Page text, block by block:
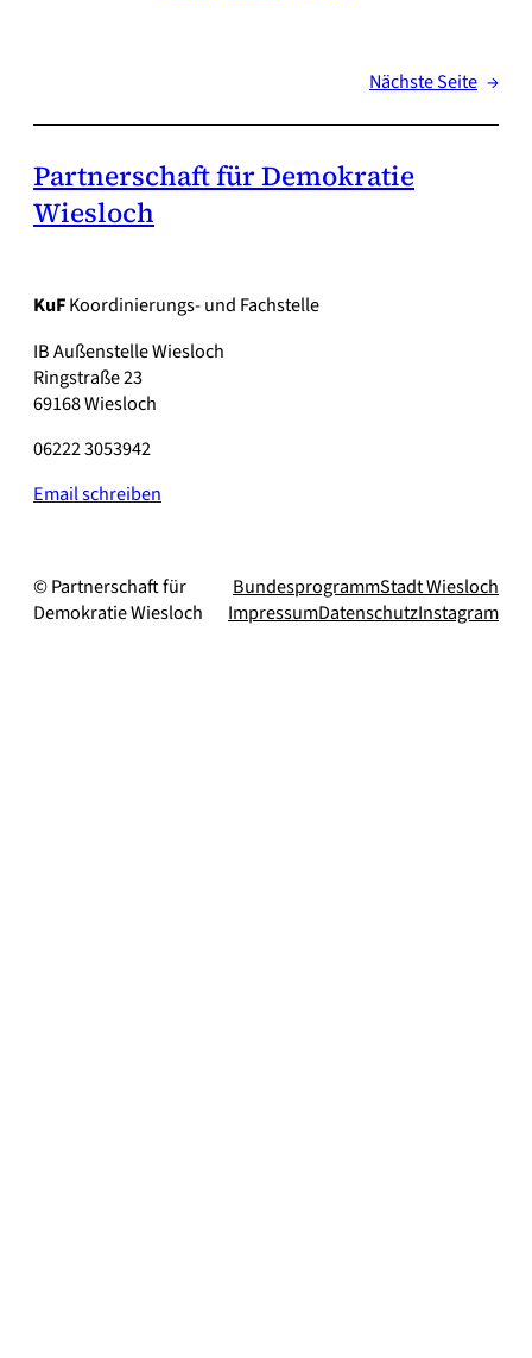
Nächste Seite →
Partnerschaft für Demokratie
Wiesloch
KuFKoordinierungs- und Fachstelle
IB Außenstelle Wiesloch
Ringstraße 23
69168 Wiesloch
06222 3053942
Email schreiben
© Partnerschaft für
Demokratie Wiesloch
BundesprogrammStadt Wiesloch
ImpressumDatenschutzInstagram